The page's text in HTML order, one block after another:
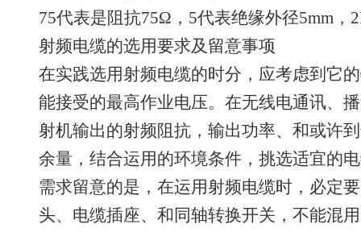
75代表是阻抗75Ω，5代表绝缘外径5mm，
射频电缆的选用要求及留意事项
在实践选用射频电缆的时分，应考虑到它
能接受的最高作业电压。在无线电通讯、
射机输出的射频阻抗，输出功率、和或许
余量，结合运用的环境条件，挑选适宜的
需求留意的是，在运用射频电缆时，必定
头、电缆插座、和同轴转换开关，不能混